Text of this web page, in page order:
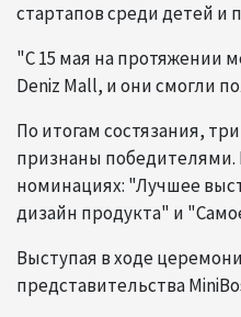
стартапов среди детей и
"С 15 мая на протяжении
Deniz Mall, и они смогли
По итогам состязания,
признаны
номинациях: "Лучшее
дизайн продукта" и
Выступая в ходе
представительства